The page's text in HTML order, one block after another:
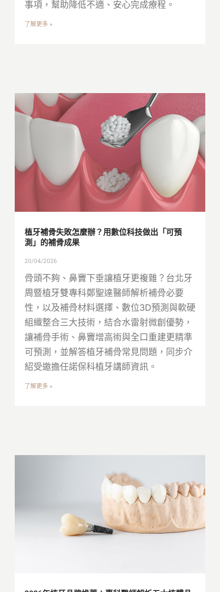
事項，幫助降低不適、安心完成療程。
了解更多 »
植牙補骨失敗怎麼辦？用數位科技做出「可預
測」的補骨成果
20/04/2026
骨頭不夠、鼻竇下垂讓植牙更複雜？台北牙
周暨植牙雙專科鄭聖達醫師解析補骨必要
性，以及補骨材料選擇、數位3D預測與軟硬
組織整合三大技術，結合水雷射微創優勢，
讓補骨手術、鼻竇增高術與全口重建更精準
可預測，並解答植牙補骨常見問題，同步介
紹受邀擔任諾保科植牙講師資訊。
了解更多 »